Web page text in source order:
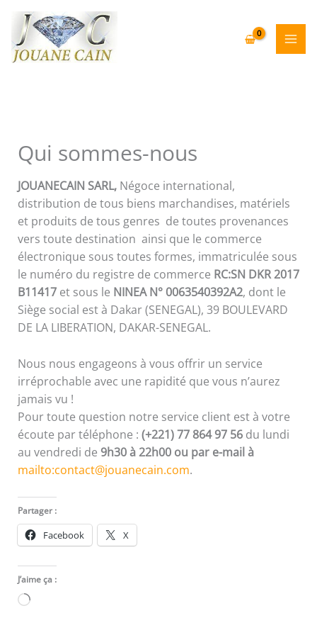
contenu
Qui sommes-nous
JOUANECAIN SARL, Négoce international,
distribution de tous biens marchandises, matériels
et produits de tous genres de toutes provenances
vers toute destination ainsi que le commerce
électronique sous toutes formes, immatriculée sous
le numéro du registre de commerce RC:SN DKR 2017
B11417 et sous le NINEA N° 0063540392A2, dont le
Siège social est à Dakar (SENEGAL), 39 BOULEVARD
DE LA LIBERATION, DAKAR-SENEGAL.
Nous nous engageons à vous offrir un service
irréprochable avec une rapidité que vous n’aurez
jamais vu !
Pour toute question notre service client est à votre
écoute par téléphone : (+221) 77 864 97 56du lundi
au vendredi de 9h30 à 22h00 ou par e-mail à
mailto:contact@jouanecain.com.
Partager :
Facebook X
J’aime ça :
Chargement…